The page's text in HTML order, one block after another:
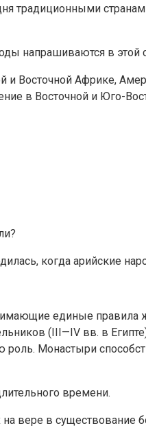
традиционными
напрашиваются в этой
Восточной Африке,
в Восточной и Юго-
когда арийские
единые
(III—IV вв. в
Монастыри
времени.
вере в существование